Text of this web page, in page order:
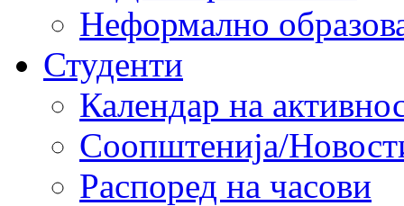
Неформално
Студенти
Календар на
Соопштенија/
Распоред на часови